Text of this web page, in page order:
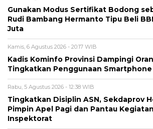
Gunakan Modus Sertifikat Bodong
Rudi Bambang Hermanto Tipu Beli
Juta
Kamis, 6 Agustus 2026 - 20:17 WIB
Kadis Kominfo Provinsi Dampingi
Tingkatkan Penggunaan
Rabu, 5 Agustus 2026 - 12:38 WIB
Tingkatkan Disiplin ASN, Sekdaprov
Pimpin Apel Pagi dan Pantau
Inspektorat